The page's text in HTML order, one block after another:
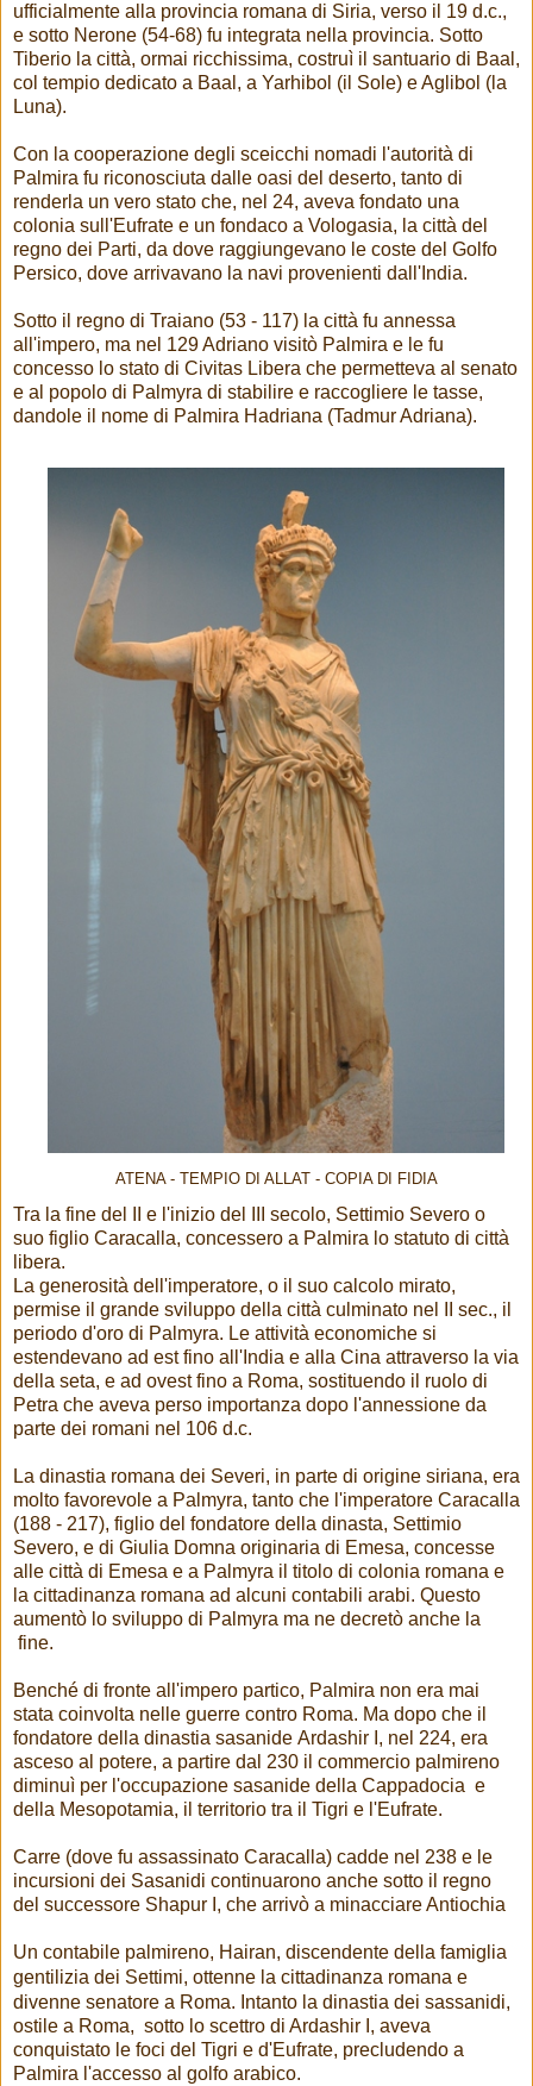
ufficialmente alla provincia romana di Siria, verso il 19 d.c.,
e sotto Nerone (54-68) fu integrata nella provincia. Sotto
Tiberio la città, ormai ricchissima, costruì il santuario di Baal,
col tempio dedicato a Baal, a Yarhibol (il Sole) e Aglibol (la
Luna).
Con la cooperazione degli sceicchi nomadi l'autorità di
Palmira fu riconosciuta dalle oasi del deserto, tanto di
renderla un vero stato che, nel 24, aveva fondato una
colonia sull'Eufrate e un fondaco a Vologasia, la città del
regno dei Parti, da dove raggiungevano le coste del Golfo
Persico, dove arrivavano la navi provenienti dall'India.
Sotto il regno di Traiano (53 - 117) la città fu annessa
all'impero, ma nel 129 Adriano visitò Palmira e le fu
concesso lo stato di Civitas Libera che permetteva al senato
e al popolo di Palmyra di stabilire e raccogliere le tasse,
dandole il nome di Palmira Hadriana (Tadmur Adriana).
ATENA - TEMPIO DI ALLAT - COPIA DI FIDIA
Tra la fine del II e l'inizio del III secolo, Settimio Severo o
suo figlio Caracalla, concessero a Palmira lo statuto di città
libera.
La generosità dell'imperatore, o il suo calcolo mirato,
permise il grande sviluppo della città culminato nel II sec., il
periodo d'oro di Palmyra. Le attività economiche si
estendevano ad est fino all'India e alla Cina attraverso la via
della seta, e ad ovest fino a Roma, sostituendo il ruolo di
Petra che aveva perso importanza dopo l'annessione da
parte dei romani nel 106 d.c.
La dinastia romana dei Severi, in parte di origine siriana, era
molto favorevole a Palmyra, tanto che l'imperatore Caracalla
(188 - 217), figlio del fondatore della dinasta, Settimio
Severo, e di Giulia Domna originaria di Emesa, concesse
alle città di Emesa e a Palmyra il titolo di colonia romana e
la cittadinanza romana ad alcuni contabili arabi. Questo
aumentò lo sviluppo di Palmyra ma ne decretò anche la
fine.
Benché di fronte all'impero partico, Palmira non era mai
stata coinvolta nelle guerre contro Roma. Ma dopo che il
fondatore della dinastia sasanide Ardashir I, nel 224, era
asceso al potere, a partire dal 230 il commercio palmireno
diminuì per l'occupazione sasanide della Cappadocia e
della Mesopotamia, il territorio tra il Tigri e l'Eufrate.
Carre (dove fu assassinato Caracalla) cadde nel 238 e le
incursioni dei Sasanidi continuarono anche sotto il regno
del successore Shapur I, che arrivò a minacciare Antiochia
Un contabile palmireno, Hairan, discendente della famiglia
gentilizia dei Settimi, ottenne la cittadinanza romana e
divenne senatore a Roma. Intanto la dinastia dei sassanidi,
ostile a Roma, sotto lo scettro di Ardashir I, aveva
conquistato le foci del Tigri e d'Eufrate, precludendo a
Palmira l'accesso al golfo arabico.